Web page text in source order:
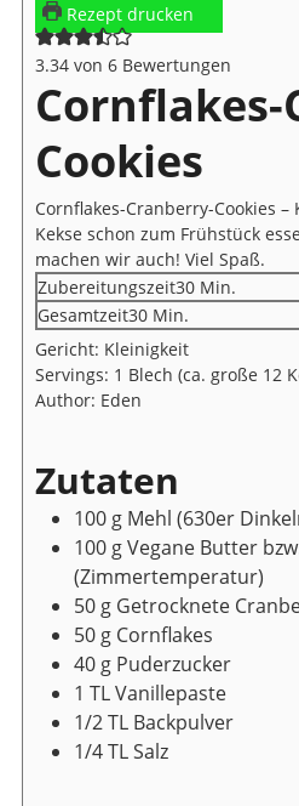
Rezept drucken
3.34 von 6 Bewertungen
Cookies
Cornflakes-Cranberry-Cookies
Kekse schon zum Frühstück
machen wir auch! Viel Spaß.
Zubereitungszeit30Minuten
Min.
Gesamtzeit30Minuten
Min.
Gericht: Kleinigkeit
Servings: 1 Blech (ca. große 12
Author: Eden
Zutaten
100 g Mehl (630er
100 gVegane Butter
(Zimmertemperatur)
50 g Getrocknete
50 g Cornflakes
40 g Puderzucker
1 TLVanillepaste
1/2TL Backpulver
1/4TLSalz